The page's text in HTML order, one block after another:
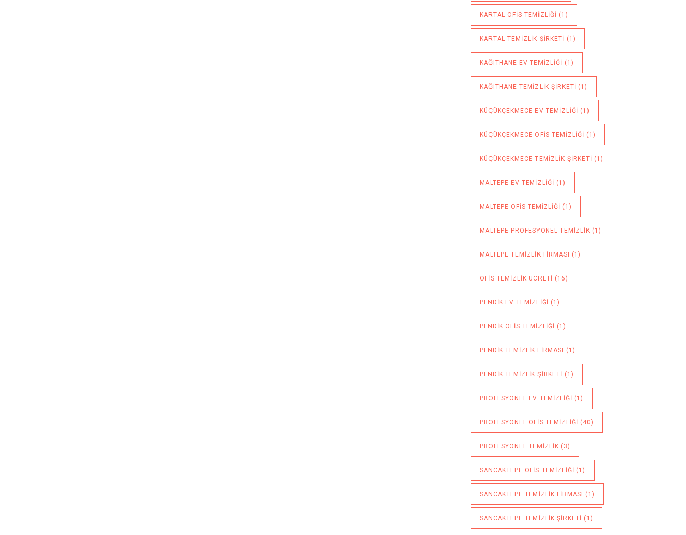
KARTAL OFIS TEMIZLIĞI (1)
KARTAL TEMIZLIK ŞIRKETI (1)
KAĞITHANE EV TEMIZLIĞI (1)
KAĞITHANE TEMIZLIK ŞIRKETI (1)
KÜÇÜKÇEKMECE EV TEMIZLIĞI (1)
KÜÇÜKÇEKMECE OFIS TEMIZLIĞI (1)
KÜÇÜKÇEKMECE TEMIZLIK ŞIRKETI (1)
MALTEPE EV TEMIZLIĞI (1)
MALTEPE OFIS TEMIZLIĞI (1)
MALTEPE PROFESYONEL TEMIZLIK (1)
MALTEPE TEMIZLIK FIRMASI (1)
OFIS TEMIZLIK ÜCRETI (16)
PENDIK EV TEMIZLIĞI (1)
PENDIK OFIS TEMIZLIĞI (1)
PENDIK TEMIZLIK FIRMASI (1)
PENDIK TEMIZLIK ŞIRKETI (1)
PROFESYONEL EV TEMIZLIĞI (1)
PROFESYONEL OFIS TEMIZLIĞI (40)
PROFESYONEL TEMIZLIK (3)
SANCAKTEPE OFIS TEMIZLIĞI (1)
SANCAKTEPE TEMIZLIK FIRMASI (1)
SANCAKTEPE TEMIZLIK ŞIRKETI (1)